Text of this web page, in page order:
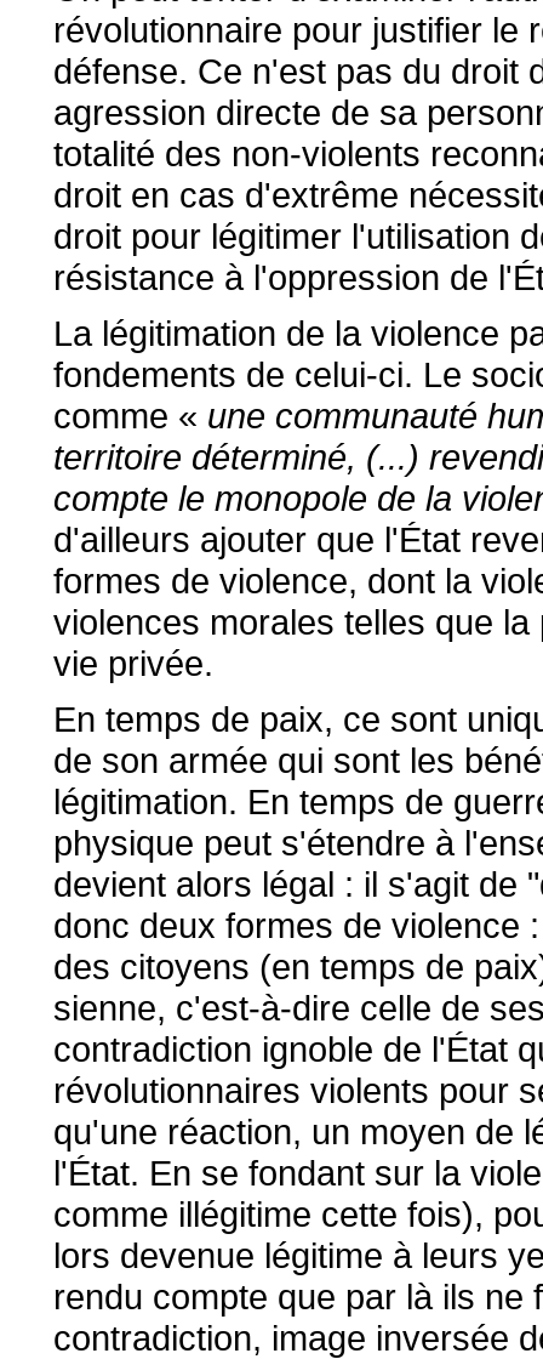
révolutionnaire pour justifier le
défense. Ce n'est pas du droit
agression directe de sa
totalité des non-violents
droit en cas d'extrême
droit pour légitimer l'utilisation
résistance à l'oppression de
La légitimation de la violence
fondements de celui-ci. Le
comme « une communauté
territoire déterminé, (...)
compte le monopole de la
d'ailleurs ajouter que l'État
formes de violence, dont la
violences morales telles que
vie privée.
En temps de paix, ce sont
de son armée qui sont les
légitimation. En temps de
physique peut s'étendre à
devient alors légal : il s'agit de
donc deux formes de violence
des citoyens (en temps de
sienne, c'est-à-dire celle de
contradiction ignoble de l'État
révolutionnaires violents pour
qu'une réaction, un moyen de
l'État. En se fondant sur la
comme illégitime cette fois),
lors devenue légitime à leurs
rendu compte que par là ils
contradiction, image inversée